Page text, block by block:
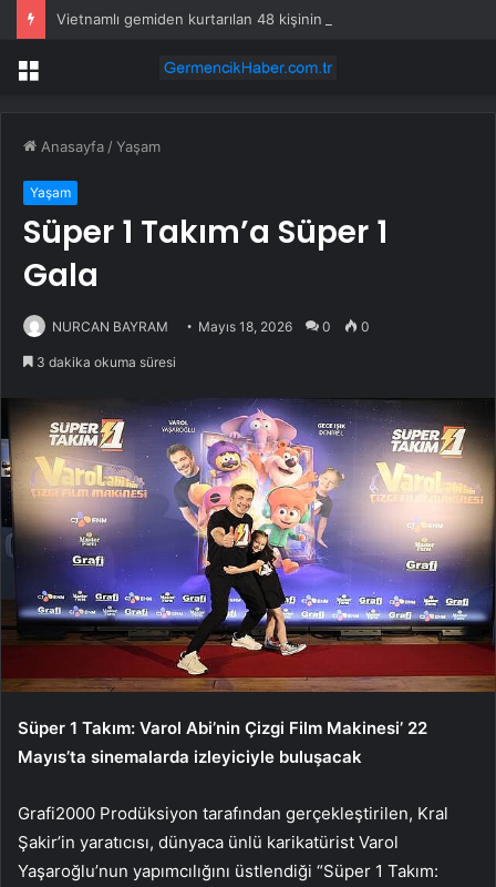
Menü
Anasayfa /Yaşam
Yaşam
Süper 1 Takım’a Süper 1
Gala
NURCAN BAYRAM Mayıs 18, 2026 0 0
3 dakika okuma süresi
Süper 1 Takım: Varol Abi’nin Çizgi Film Makinesi’ 22
Mayıs’ta sinemalarda izleyiciyle buluşacak
Grafi2000 Prodüksiyon tarafından gerçekleştirilen, Kral
Şakir’in yaratıcısı, dünyaca ünlü karikatürist Varol
Yaşaroğlu’nun yapımcılığını üstlendiği “Süper 1 Takım: